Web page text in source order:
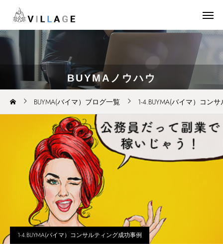
BUYMAノウハウ
BUYMA(バイマ）ブログ一覧 1-4.BUYMA(バイマ）コン
1-4.BUYMA(バイマ）コンサルティング成功事例